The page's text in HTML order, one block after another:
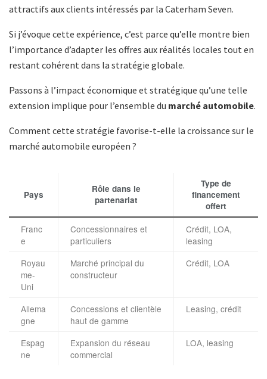
attractifs aux clients intéressés par la Caterham Seven.
Si j’évoque cette expérience, c’est parce qu’elle montre bien
l’importance d’adapter les offres aux réalités locales tout en
restant cohérent dans la stratégie globale.
Passons à l’impact économique et stratégique qu’une telle
extension implique pour l’ensemble du marché automobile.
Comment cette stratégie favorise-t-elle la croissance sur le
marché automobile européen ?
Pays
Rôle dans le
partenariat
Type de
financement
offert
Franc
e
Concessionnaires et
particuliers
Crédit, LOA,
leasing
Royau
me-
Uni
Marché principal du
constructeur
Crédit, LOA
Allema
gne
Concessions et clientèle
haut de gamme
Leasing, crédit
Espag
ne
Expansion du réseau
commercial
LOA, leasing